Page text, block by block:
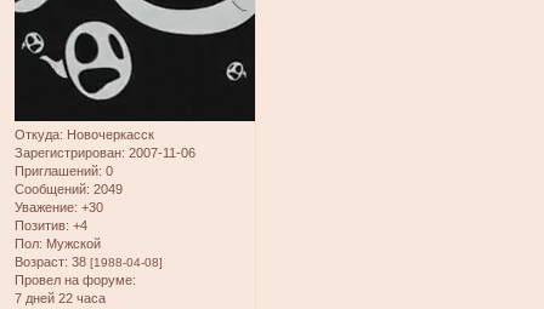
Откуда: Новочеркасск
Зарегистрирован: 2007-11-06
Приглашений: 0
Сообщений: 2049
Уважение: +30
Позитив: +4
Пол: Мужской
Возраст: 38 [1988-04-08]
Провел на форуме:
7 дней 22 часа